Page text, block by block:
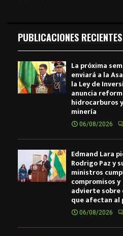
PUBLICACIONES RECIENTES
La próxima
enviará a la
la Ley de
anuncia
hidrocarburos y
minería
06/08/2026
Edmand Lara
Rodrigo Paz y
ministros
compromisos y
advierte sobre
que afectan al
06/08/2026